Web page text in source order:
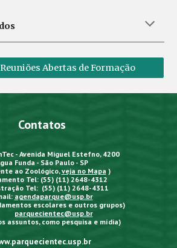
Abertas de Formação
Contatos
- Avenida Miguel Estefno, 4200
Funda - São Paulo - SP
ao Zoológico,veja no Mapa )
Tel: (55) (11) 2648-4312
Tel: (55) (11) 2648-4311
agendaparque@usp.br
escolares e outros grupos)
parquecientec@usp.br
assuntos, como pesquisa e mídia)